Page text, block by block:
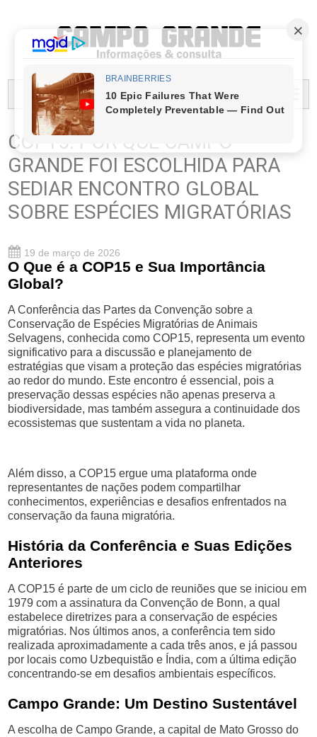
MENU...
COP15: POR QUE CAMPO
GRANDE FOI ESCOLHIDA PARA
SEDIAR ENCONTRO GLOBAL
SOBRE ESPÉCIES MIGRATÓRIAS
19 de março de 2026
O Que é a COP15 e Sua Importância
Global?
A Conferência das Partes da Convenção sobre a
Conservação de Espécies Migratórias de Animais
Selvagens, conhecida como COP15, representa um evento
significativo para a discussão e planejamento de
estratégias que visam a proteção das espécies migratórias
ao redor do mundo. Este encontro é essencial, pois a
preservação dessas espécies não apenas preserva a
biodiversidade, mas também assegura a continuidade dos
ecossistemas que sustentam a vida no planeta.
Além disso, a COP15 ergue uma plataforma onde
representantes de nações podem compartilhar
conhecimentos, experiências e desafios enfrentados na
conservação da fauna migratória.
História da Conferência e Suas Edições
Anteriores
A COP15 é parte de um ciclo de reuniões que se iniciou em
1979 com a assinatura da Convenção de Bonn, a qual
estabelece diretrizes para a conservação de espécies
migratórias. Nos últimos anos, a conferência tem sido
realizada aproximadamente a cada três anos, e já passou
por locais como Uzbequistão e Índia, com a última edição
concentrando-se em desafios ambientais específicos.
Campo Grande: Um Destino Sustentável
A escolha de Campo Grande, a capital de Mato Grosso do